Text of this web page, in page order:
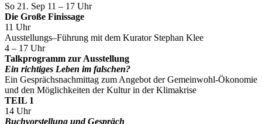
So 21. Sep 11 – 17 Uhr
Die Große Finissage
11 Uhr
Ausstellungs–Führung mit dem Kurator Stephan Klee
4 – 17 Uhr
Talkprogramm zur Ausstellung
Ein richtiges Leben im falschen?
Ein Gesprächsnachmittag zum Angebot der Gemeinwohl-Ökonomie
und den Möglichkeiten der Kultur in der Klimakrise
TEIL 1
14 Uhr
Buchvorstellung und Gespräch